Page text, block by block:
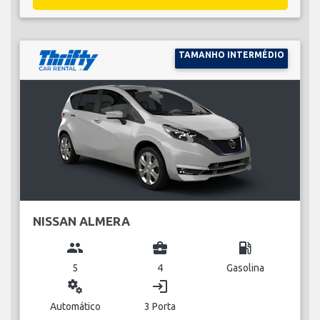
TAMANHO INTERMÉDIO
NISSAN ALMERA
group
5
business_center
4
local_gas_station
Gasolina
miscellaneous_services
Automático
login
3 Porta